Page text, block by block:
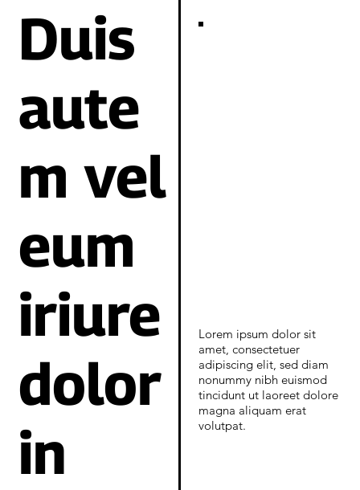
Duis
aute
m vel
eum
iriure
dolor
in
Lorem ipsum dolor sit
amet, consectetuer
adipiscing elit, sed diam
nonummy nibh euismod
tincidunt ut laoreet dolore
magna aliquam erat
volutpat.